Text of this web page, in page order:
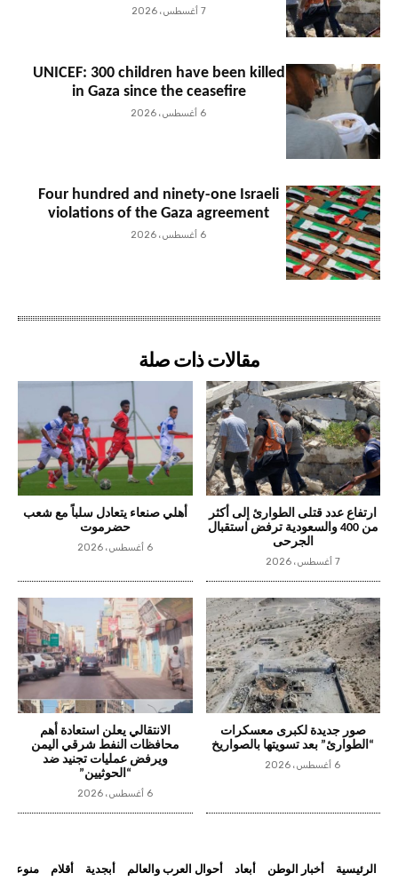
7 أغسطس، 2026
UNICEF: 300 children have been killed
in Gaza since the ceasefire
6 أغسطس، 2026
Four hundred and ninety-one Israeli
violations of the Gaza agreement
6 أغسطس، 2026
مقالات ذات صلة
ارتفاع عدد قتلى الطوارئ إلى أكثر
من 400 والسعودية ترفض استقبال
الجرحى
7 أغسطس، 2026
أهلي صنعاء يتعادل سلباً مع شعب
حضرموت
6 أغسطس، 2026
صور جديدة لكبرى معسكرات
“الطوارئ” بعد تسويتها بالصواريخ
6 أغسطس، 2026
الانتقالي يعلن استعادة أهم
محافظات النفط شرقي اليمن
ويرفض عمليات تجنيد ضد
“الحوثيين”
6 أغسطس، 2026